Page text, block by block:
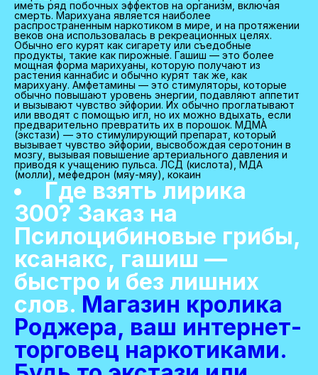
иметь ряд побочных эффектов на организм, включая
смерть. Марихуана является наиболее
распространенным наркотиком в мире, и на протяжении
веков она использовалась в рекреационных целях.
Обычно его курят как сигарету или съедобные
продукты, такие как пирожные. Гашиш — это более
мощная форма марихуаны, которую получают из
растения каннабис и обычно курят так же, как
марихуану. Амфетамины — это стимуляторы, которые
обычно повышают уровень энергии, подавляют аппетит
и вызывают чувство эйфории. Их обычно проглатывают
или вводят с помощью игл, но их можно вдыхать, если
предварительно превратить их в порошок. МДМА
(экстази) — это стимулирующий препарат, который
вызывает чувство эйфории, высвобождая серотонин в
мозгу, вызывая повышение артериального давления и
приводя к учащению пульса. ЛСД (кислота), МДА
(молли), мефедрон (мяу-мяу), кокаин
Где взять лирика
300? Заказ на
Псилоцибиновые грибы,
ксанакс, гашиш —
быстро и без лишних
слов. Магазин кролика
Роджера, ваш интернет-
торговец наркотиками.